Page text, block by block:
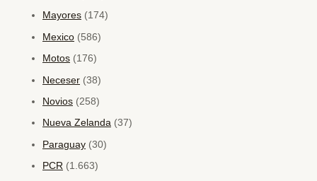
Mayores (174)
Mexico (586)
Motos (176)
Neceser (38)
Novios (258)
Nueva Zelanda (37)
Paraguay (30)
PCR (1.663)